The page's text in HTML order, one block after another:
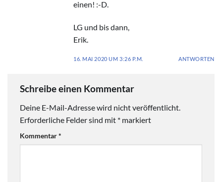
einen! :-D.
LG und bis dann,
Erik.
16. MAI 2020 UM 3:26 P.M. ANTWORTEN
Schreibe einen Kommentar
Deine E-Mail-Adresse wird nicht veröffentlicht.
Erforderliche Felder sind mit * markiert
Kommentar*